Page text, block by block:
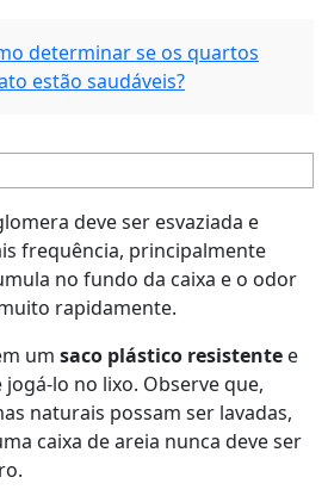
determinar se os quartos
estão saudáveis?
deve ser esvaziada e
frequência, principalmente
no fundo da caixa e o odor
rapidamente.
um saco plástico resistente e
lo no lixo. Observe que,
naturais possam ser lavadas,
caixa de areia nunca deve ser